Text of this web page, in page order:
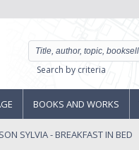
Search by criteria
BOOKS AND WORKS
SYLVIA - BREAKFAST IN BED